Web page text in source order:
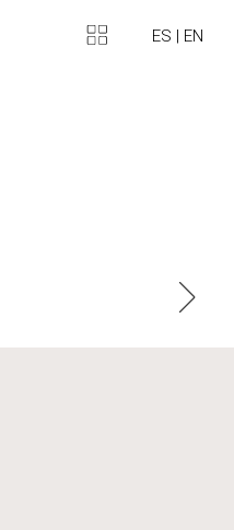
ES | EN